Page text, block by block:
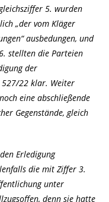
5. wurden
„der vom Kläger
ausbedungen, und
stellten die Parteien
der
527/22 klar. Weiter
eine abschließende
Gegenstände, gleich
Erledigung
die mit Ziffer 3.
unter
denn sie hatte